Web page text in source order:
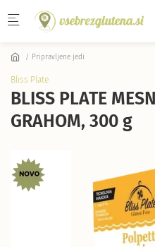
Skip to main content
Pripravljene jedi
Bliss Plate
BLISS PLATE
GRAHOM, 300 g